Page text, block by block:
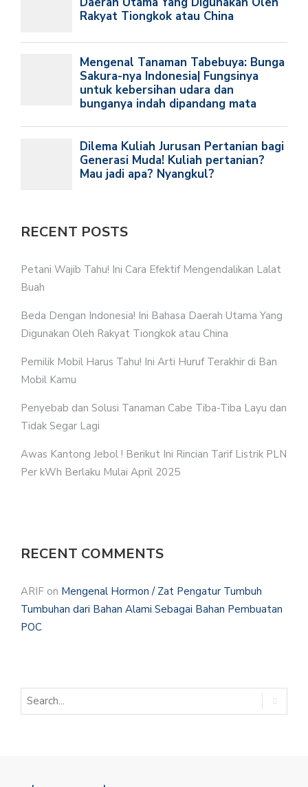
RECENT POSTS
Petani Wajib Tahu! Ini Cara Efektif Mengendalikan Lalat
Buah
Beda Dengan Indonesia! Ini Bahasa Daerah Utama Yang
Digunakan Oleh Rakyat Tiongkok atau China
Pemilik Mobil Harus Tahu! Ini Arti Huruf Terakhir di Ban
Mobil Kamu
Penyebab dan Solusi Tanaman Cabe Tiba-Tiba Layu dan
Tidak Segar Lagi
Awas Kantong Jebol ! Berikut Ini Rincian Tarif Listrik PLN
Per kWh Berlaku Mulai April 2025
RECENT COMMENTS
ARIF on Mengenal Hormon / Zat Pengatur Tumbuh
Tumbuhan dari Bahan Alami Sebagai Bahan Pembuatan
POC